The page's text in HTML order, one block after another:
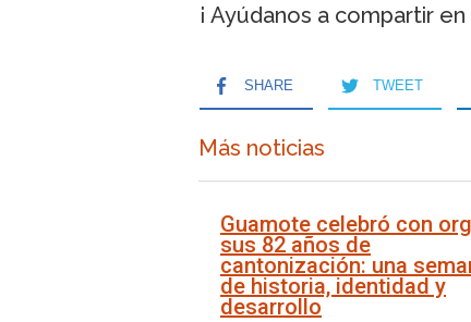
¡ Ayúdanos a compartir
SHARE TWEET
Más noticias
Guamote celebró con
sus 82 años de
cantonización: una
de historia, identidad y
desarrollo